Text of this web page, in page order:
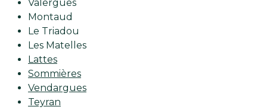
Valergues
Montaud
Le Triadou
Les Matelles
Lattes
Sommières
Vendargues
Teyran